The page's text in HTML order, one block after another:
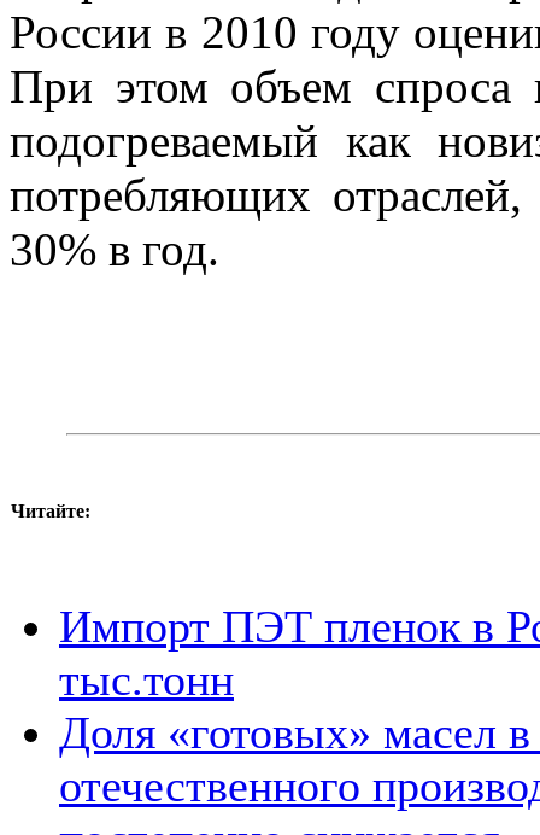
России в 2010 году
При этом объем
подогреваемый как
потребляющих
30% в год.
Читайте:
Импорт ПЭТ пленок в
тыс.тонн
Доля «готовых» масел
отечественного